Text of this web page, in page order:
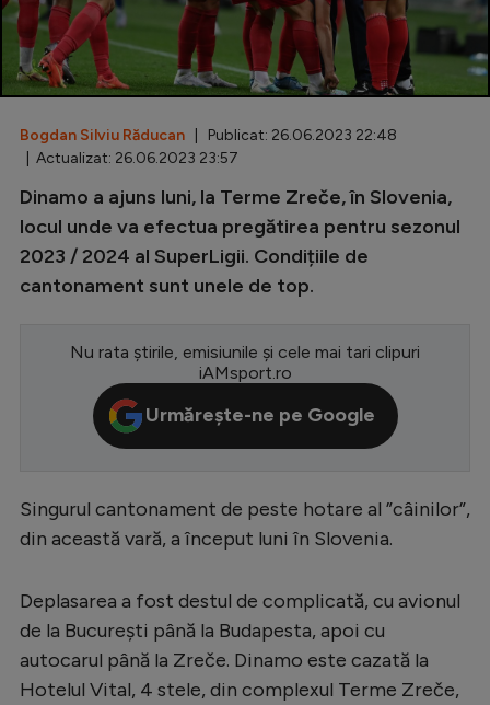
Fotbal feminin
Special
Diverse
Inedit
Clasamente
Europa League
Conference League
CM 2026
LaLiga
Bundesliga
Ligue 1
Campionate
Bogdan Silviu Răducan | Publicat: 26.06.2023 22:48
| Actualizat: 26.06.2023 23:57
Dinamo a ajuns luni, la Terme Zreče, în Slovenia,
locul unde va efectua pregătirea pentru sezonul
2023 / 2024 al SuperLigii. Condițiile de
cantonament sunt unele de top.
Nu rata știrile, emisiunile și cele mai tari clipuri
iAMsport.ro
Urmărește-ne pe Google
Singurul cantonament de peste hotare al ”câinilor”,
din această vară, a început luni în Slovenia.
Deplasarea a fost destul de complicată, cu avionul
de la București până la Budapesta, apoi cu
autocarul până la Zreče. Dinamo este cazată la
Hotelul Vital, 4 stele, din complexul Terme Zreče,